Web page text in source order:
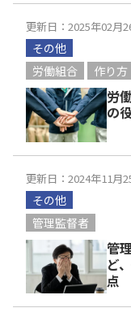
更新日：2025年02月
その他
労働組合
作り方
労
の
更新日：2024年11月
その他
管理監督者
管
ど
点